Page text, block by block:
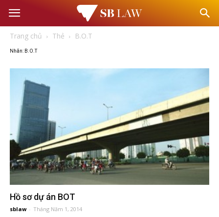
Văn
Trang chủ Thẻ B.O.T
Nhãn: B.O.T
Hồ sơ dự án BOT
sblaw - Tháng Năm 1, 2014